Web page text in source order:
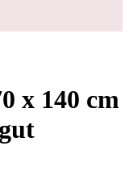
x 140 cm